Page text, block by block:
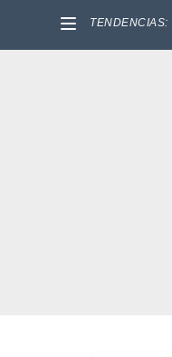
TENDENCIAS: